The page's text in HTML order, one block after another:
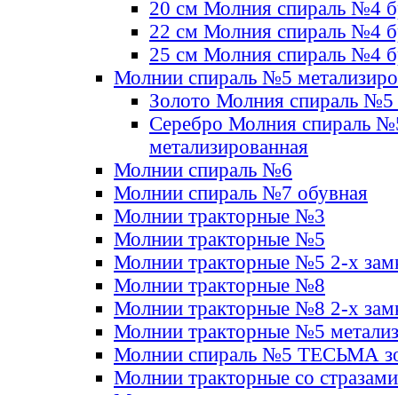
20 см Молния спираль №4
22 см Молния спираль №4
25 см Молния спираль №4
Молнии спираль №5
Золото Молния спираль №5
Серебро Молния спираль
метализированная
Молнии спираль №6
Молнии спираль №7 обувная
Молнии тракторные №3
Молнии тракторные №5
Молнии тракторные №5 2-х
Молнии тракторные №8
Молнии тракторные №8 2-х
Молнии тракторные №5
Молнии спираль №5 ТЕСЬМА
Молнии тракторные со стразами